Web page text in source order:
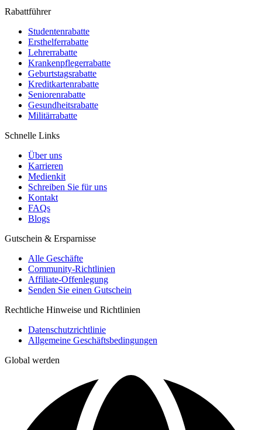
Rabattführer
Studentenrabatte
Ersthelferrabatte
Lehrerrabatte
Krankenpflegerrabatte
Geburtstagsrabatte
Kreditkartenrabatte
Seniorenrabatte
Gesundheitsrabatte
Militärrabatte
Schnelle Links
Über uns
Karrieren
Medienkit
Schreiben Sie für uns
Kontakt
FAQs
Blogs
Gutschein & Ersparnisse
Alle Geschäfte
Community-Richtlinien
Affiliate-Offenlegung
Senden Sie einen Gutschein
Rechtliche Hinweise und Richtlinien
Datenschutzrichtlinie
Allgemeine Geschäftsbedingungen
Global werden